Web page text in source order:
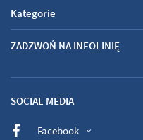
Kategorie
ZADZWOŃ NA INFOLINIĘ
SOCIAL MEDIA
Facebook